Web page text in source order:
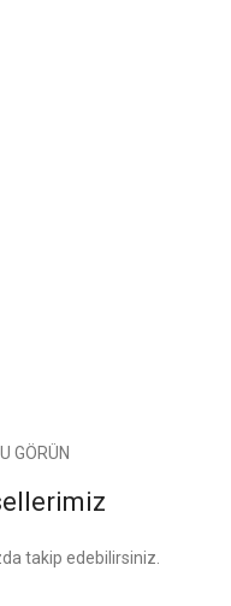
GÖRÜN
takip edebilirsiniz.